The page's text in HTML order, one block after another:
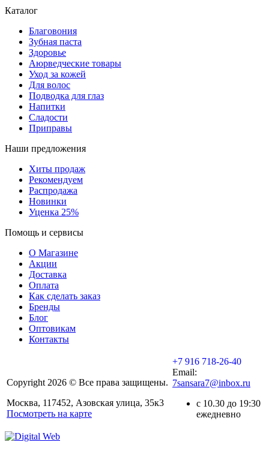
Каталог
Благовония
Зубная паста
Здоровье
Аюрведческие товары
Уход за кожей
Для волос
Подводка для глаз
Напитки
Сладости
Приправы
Наши предложения
Хиты продаж
Рекомендуем
Распродажа
Новинки
Уценка 25%
Помощь и сервисы
О Магазине
Акции
Доставка
Оплата
Как сделать заказ
Бренды
Блог
Оптовикам
Контакты
Copyright 2026 © Все права защищены.
Москва, 117452, Азовская улица, 35к3
Посмотреть на карте
+7 916 718-26-40
Email:
7sansara7@inbox.ru
с 10.30 до 19:30
ежедневно